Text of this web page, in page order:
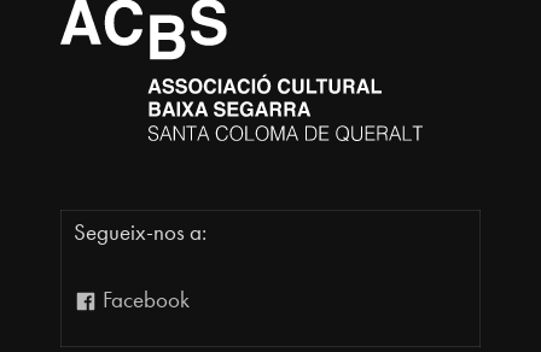
Segueix-nos a:
Facebook